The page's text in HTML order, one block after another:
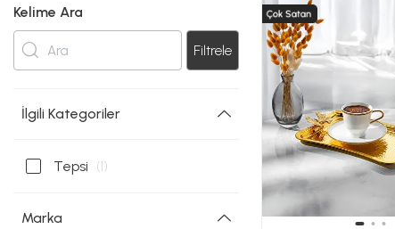
Kelime Ara
Filtrele
İlgili Kategoriler
Tepsi (1)
Marka